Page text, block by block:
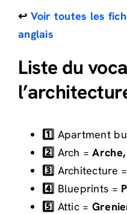
↩️ Voir toutes les
anglais
Liste du
1️⃣ Apartment
2️⃣ Arch =
3️⃣ Architecture =
4️⃣ Blueprints =
5️⃣ Attic =